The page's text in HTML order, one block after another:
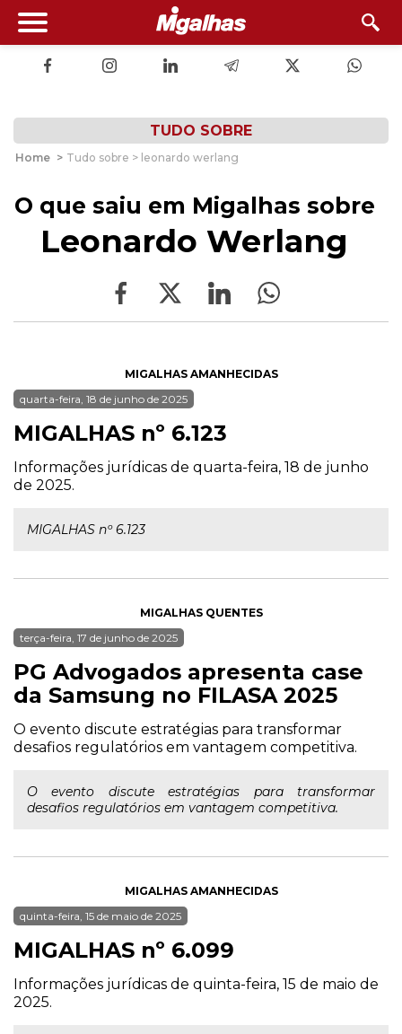
TUDO SOBRE
Home > Tudo sobre > leonardo werlang
O que saiu em Migalhas sobre
Leonardo Werlang
MIGALHAS AMANHECIDAS
quarta-feira, 18 de junho de 2025
MIGALHAS nº 6.123
Informações jurídicas de quarta-feira, 18 de junho
de 2025.
MIGALHAS nº 6.123
MIGALHAS QUENTES
terça-feira, 17 de junho de 2025
PG Advogados apresenta case
da Samsung no FILASA 2025
O evento discute estratégias para transformar
desafios regulatórios em vantagem competitiva.
O evento discute estratégias para transformar
desafios regulatórios em vantagem competitiva.
MIGALHAS AMANHECIDAS
quinta-feira, 15 de maio de 2025
MIGALHAS nº 6.099
Informações jurídicas de quinta-feira, 15 de maio de
2025.